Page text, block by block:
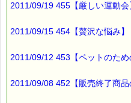
（※くじタイプのｅクーポン
▼災害で傷ついてしまった心
▼お得です！！ レスキュー
https://pass-thyme.com/
2011/09/19 455【厳しい運動会
2011/09/15 454【贅沢な悩み】
2011/09/12 453【ペットのため
2011/09/08 452【販売終了商品